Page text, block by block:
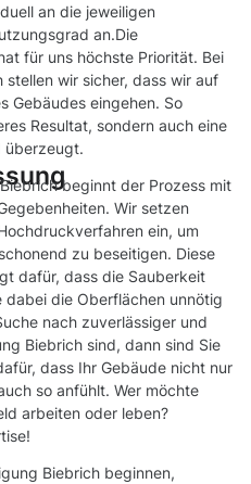
an die jeweiligen
an.Die
für uns höchste Priorität. Bei
wir sicher, dass wir auf
Gebäudes eingehen. So
Resultat, sondern auch eine
überzeugt.
beginnt der Prozess mit
Wir setzen
ein, um
zu beseitigen. Diese
dafür, dass die Sauberkeit
die Oberflächen unnötig
nach zuverlässiger und
Biebrich sind, dann sind Sie
dass Ihr Gebäude nicht nur
so anfühlt. Wer möchte
arbeiten oder leben?
Biebrich beginnen,